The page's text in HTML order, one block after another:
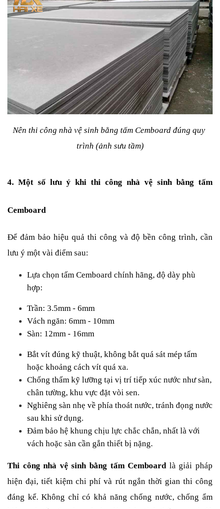
Nên thi công nhà vệ sinh bằng tấm Cemboard đúng quy
trình (ảnh sưu tầm)
4. Một số lưu ý khi thi công nhà vệ sinh bằng tấm
Cemboard
Để đảm bảo hiệu quả thi công và độ bền công trình, cần
lưu ý một vài điểm sau:
Lựa chọn tấm Cemboard chính hãng, độ dày phù
hợp:
Trần: 3.5mm - 6mm
Vách ngăn: 6mm - 10mm
Sàn: 12mm - 16mm
Bắt vít đúng kỹ thuật, không bắt quá sát mép tấm
hoặc khoảng cách vít quá xa.
Chống thấm kỹ lưỡng tại vị trí tiếp xúc nước như sàn,
chân tường, khu vực đặt vòi sen.
Nghiêng sàn nhẹ về phía thoát nước, tránh đọng nước
sau khi sử dụng.
Đảm bảo hệ khung chịu lực chắc chắn, nhất là với
vách hoặc sàn cần gắn thiết bị nặng.
Thi công nhà vệ sinh bằng tấm Cemboard là giải pháp
hiện đại, tiết kiệm chi phí và rút ngắn thời gian thi công
đáng kể. Không chỉ có khả năng chống nước, chống ẩm